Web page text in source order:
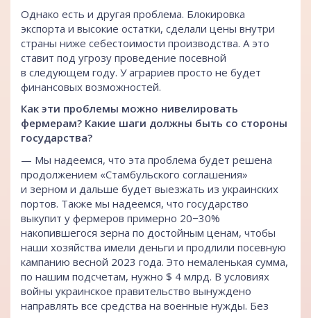
Однако есть и другая проблема. Блокировка
экспорта и высокие остатки, сделали цены внутри
страны ниже себестоимости производства. А это
ставит под угрозу проведение посевной
в следующем году. У аграриев просто не будет
финансовых возможностей.
Как эти проблемы можно нивелировать
фермерам? Какие шаги должны быть со стороны
государства?
— Мы надеемся, что эта проблема будет решена
продолжением «Стамбульского соглашения»
и зерном и дальше будет выезжать из украинских
портов. Также мы надеемся, что государство
выкупит у фермеров примерно 20−30%
накопившегося зерна по достойным ценам, чтобы
наши хозяйства имели деньги и продлили посевную
кампанию весной 2023 года. Это немаленькая сумма,
по нашим подсчетам, нужно $ 4 млрд. В условиях
войны украинское правительство вынуждено
направлять все средства на военные нужды. Без